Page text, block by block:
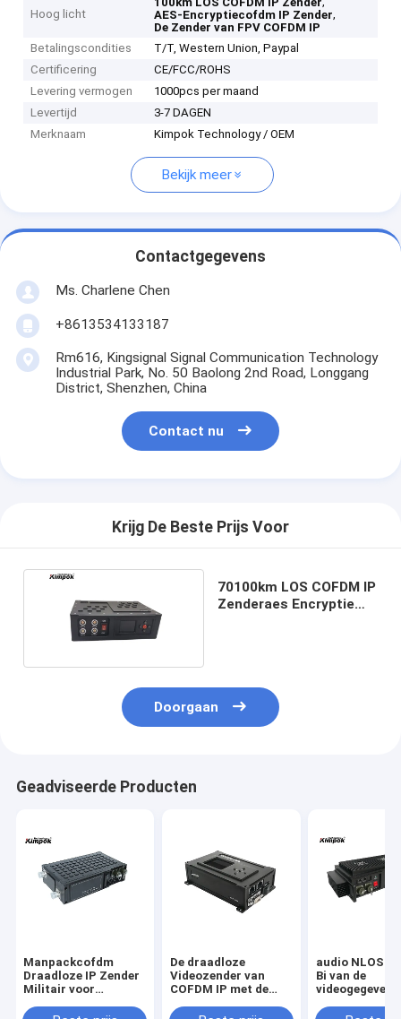
Hoog licht
AES-Encryptiecofdm IP Zender,
De Zender van FPV COFDM IP
Betalingscondities
T/T, Western Union, Paypal
Certificering
CE/FCC/ROHS
Levering vermogen
1000pcs per maand
Levertijd
3-7 DAGEN
Merknaam
Kimpok Technology / OEM
Bekijk meer
Contactgegevens
Ms. Charlene Chen
+8613534133187
Rm616, Kingsignal Signal Communication Technology
Industrial Park, No. 50 Baolong 2nd Road, Longgang
District, Shenzhen, China
Contact nu
Krijg De Beste Prijs Voor
70100km LOS COFDM IP
Zenderaes Encryptie
Doorgaan
Geadviseerde Producten
Manpackcofdm
Draadloze IP Zender
Militair voor
RS232 RS485
De draadloze
Videozender van
COFDM IP met de
50km
audio NLOS
Bi van de